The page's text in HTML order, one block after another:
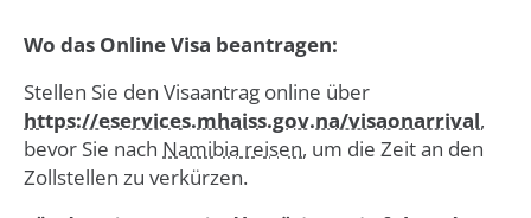
Wo das Online Visa beantragen:
Stellen Sie den Visaantrag online über
https://eservices.mhaiss.gov.na/visaonarrival,
bevor Sie nach Namibia reisen, um die Zeit an den
Zollstellen zu verkürzen.